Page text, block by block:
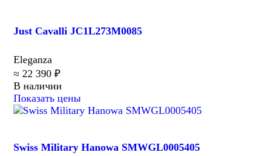
Just Cavalli JC1L273M0085
Eleganza
≈ 22 390 ₽
В наличии
Показать цены
Swiss Military Hanowa SMWGL0005405